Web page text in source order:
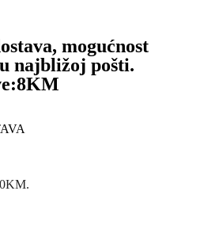
mogućnost
najbližoj pošti.
8KM